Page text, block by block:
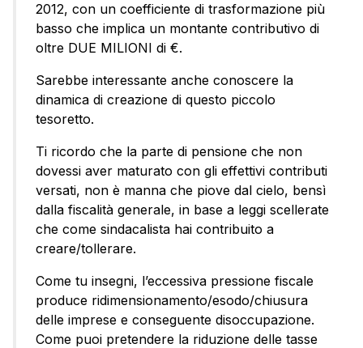
2012, con un coefficiente di trasformazione più
basso che implica un montante contributivo di
oltre DUE MILIONI di €.
Sarebbe interessante anche conoscere la
dinamica di creazione di questo piccolo
tesoretto.
Ti ricordo che la parte di pensione che non
dovessi aver maturato con gli effettivi contributi
versati, non è manna che piove dal cielo, bensì
dalla fiscalità generale, in base a leggi scellerate
che come sindacalista hai contribuito a
creare/tollerare.
Come tu insegni, l’eccessiva pressione fiscale
produce ridimensionamento/esodo/chiusura
delle imprese e conseguente disoccupazione.
Come puoi pretendere la riduzione delle tasse